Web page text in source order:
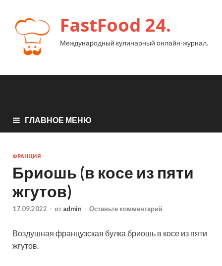
FastFood 24.
Международный кулинарный онлайн-журнал.
ГЛАВНОЕ МЕНЮ
ФРАНЦИЯ
Бриошь (в косе из пяти
жгутов)
17.09.2022 - от admin - Оставьте комментарий
Воздушная французская булка бриошь в косе из пяти
жгутов.